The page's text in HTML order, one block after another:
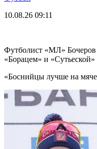
10.08.26 09:11
Футболист «МЛ» Бочеров
«Борацем» и «Сутьеской»
«Боснийцы лучше на